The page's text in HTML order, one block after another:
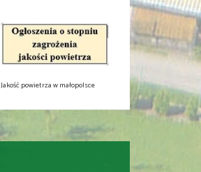
Jakość powietrza w małopolsce